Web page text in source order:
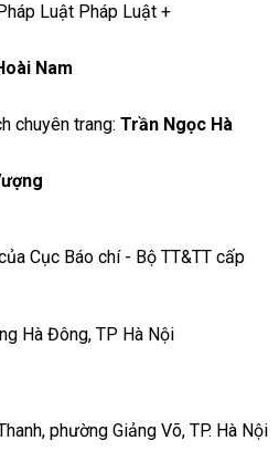
Luật Pháp Luật +
Nam
chuyên trang: Trần Ngọc Hà
Cục Báo chí - Bộ TT&TT cấp
Hà Đông, TP Hà Nội
phường Giảng Võ, TP. Hà Nội